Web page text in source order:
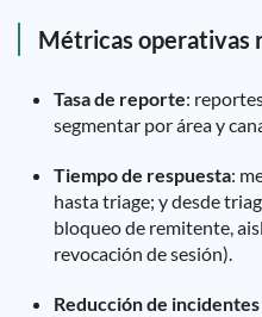
Métricas operativas
Tasa de reporte:
segmentar por área y
Tiempo de respuesta:
hasta triage; y desde
bloqueo de remitente,
revocación de sesión).
Reducción de